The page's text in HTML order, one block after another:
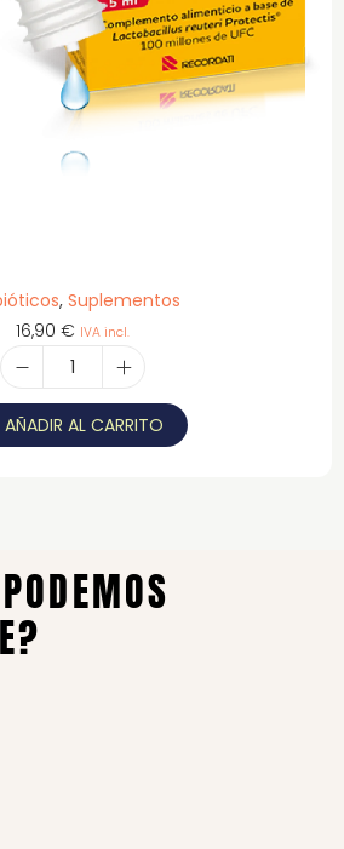
, Suplementos
16,90 € IVA incl.
AÑADIR AL CARRITO